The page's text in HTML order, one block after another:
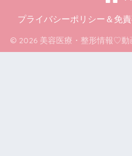
プライバシーポリシー＆免
© 2026 美容医療・整形情報♡動